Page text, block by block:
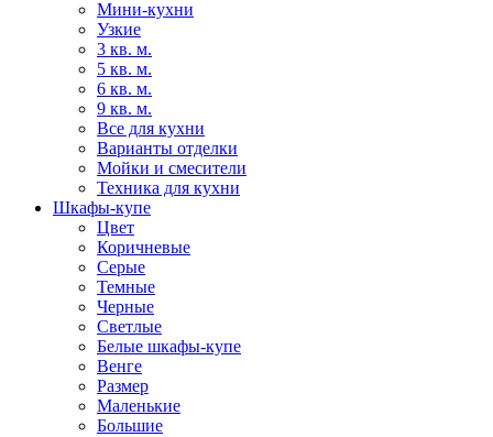
Мини-кухни
Узкие
3 кв. м.
5 кв. м.
6 кв. м.
9 кв. м.
Все для кухни
Варианты отделки
Мойки и смесители
Техника для кухни
Шкафы-купе
Цвет
Коричневые
Серые
Темные
Черные
Светлые
Белые шкафы-купе
Венге
Размер
Маленькие
Большие